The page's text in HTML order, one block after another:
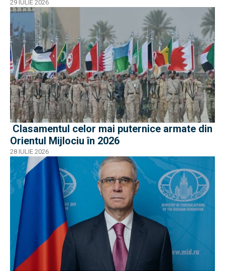
29 IULIE 2026
Clasamentul celor mai puternice armate din
Orientul Mijlociu în 2026
28 IULIE 2026